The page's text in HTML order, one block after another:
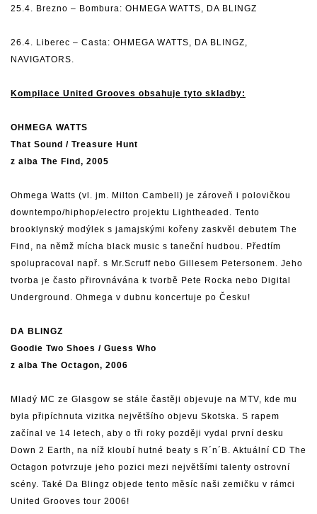
25.4. Brezno – Bombura: OHMEGA WATTS, DA BLINGZ
26.4. Liberec – Casta: OHMEGA WATTS, DA BLINGZ,
NAVIGATORS.
Kompilace United Grooves obsahuje tyto skladby:
OHMEGA WATTS
That Sound / Treasure Hunt
z alba The Find, 2005
Ohmega Watts (vl. jm. Milton Cambell) je zároveň i polovičkou
downtempo/hiphop/electro projektu Lightheaded. Tento
brooklynský modýlek s jamajskými kořeny zaskvěl debutem The
Find, na němž mícha black music s taneční hudbou. Předtím
spolupracoval např. s Mr.Scruff nebo Gillesem Petersonem. Jeho
tvorba je často přirovnávána k tvorbě Pete Rocka nebo Digital
Underground. Ohmega v dubnu koncertuje po Česku!
DA BLINGZ
Goodie Two Shoes / Guess Who
z alba The Octagon, 2006
Mladý MC ze Glasgow se stále častěji objevuje na MTV, kde mu
byla připíchnuta vizitka největšího objevu Skotska. S rapem
začínal ve 14 letech, aby o tři roky později vydal první desku
Down 2 Earth, na níž kloubí hutné beaty s R´n´B. Aktuální CD The
Octagon potvrzuje jeho pozici mezi největšími talenty ostrovní
scény. Také Da Blingz objede tento měsíc naši zemičku v rámci
United Grooves tour 2006!